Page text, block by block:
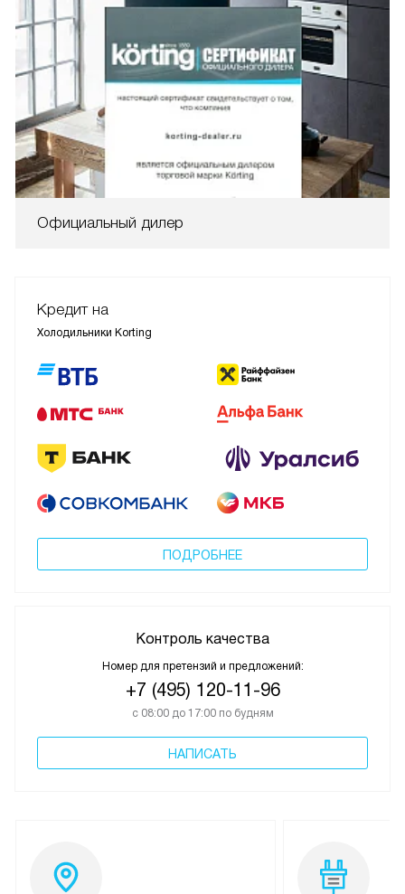
Официальный дилер
Кредит на
Холодильники Korting
ПОДРОБНЕЕ
Контроль качества
Номер для претензий и предложений:
+7 (495) 120-11-96
с 08:00 до 17:00 по будням
НАПИСАТЬ